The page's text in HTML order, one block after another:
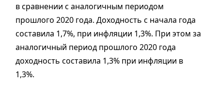
в сравнении с аналогичным периодом
прошлого 2020 года. Доходность с начала года
составила 1,7%, при инфляции 1,3%. При этом за
аналогичный период прошлого 2020 года
доходность составила 1,3% при инфляции в
1,3%.